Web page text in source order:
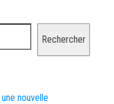
Rechercher
nouvelle